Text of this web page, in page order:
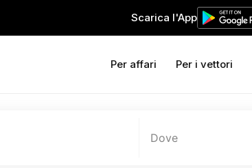
Scarica l'App
Per affari Per i vettori
Dove